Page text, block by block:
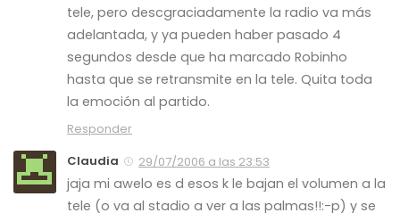
tele, pero descgraciadamente la radio va más
adelantada, y ya pueden haber pasado 4
segundos desde que ha marcado Robinho
hasta que se retransmite en la tele. Quita toda
la emoción al partido.
Responder
Claudia
29/07/2006 a las 23:53
jaja mi awelo es d esos k le bajan el volumen a la
tele (o va al stadio a ver a las palmas!!:-p) y se